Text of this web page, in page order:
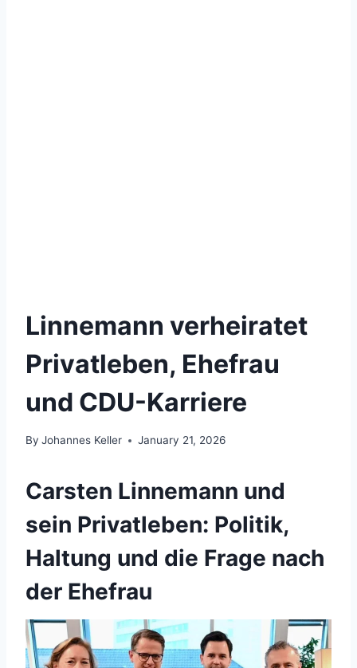
Linnemann verheiratet
Privatleben, Ehefrau
und CDU-Karriere
By Johannes Keller January 21, 2026
Carsten Linnemann und
sein Privatleben: Politik,
Haltung und die Frage nach
der Ehefrau